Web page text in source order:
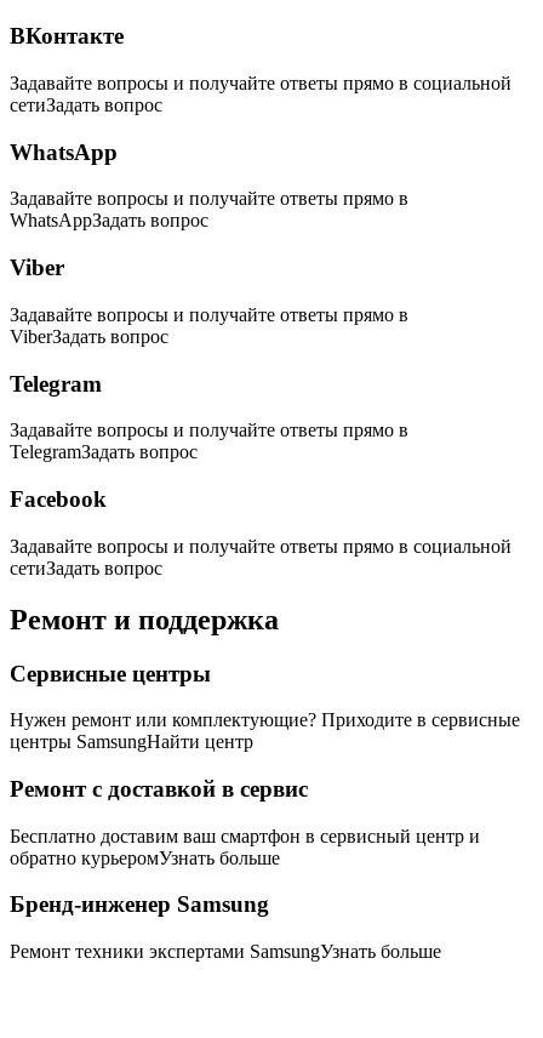
ВКонтакте
Задавайте вопросы и получайте ответы прямо в социальной
сетиЗадать вопрос
WhatsApp
Задавайте вопросы и получайте ответы прямо в
WhatsAppЗадать вопрос
Viber
Задавайте вопросы и получайте ответы прямо в
ViberЗадать вопрос
Telegram
Задавайте вопросы и получайте ответы прямо в
TelegramЗадать вопрос
Facebook
Задавайте вопросы и получайте ответы прямо в социальной
сетиЗадать вопрос
Ремонт и поддержка
Сервисные центры
Нужен ремонт или комплектующие? Приходите в сервисные
центры SamsungНайти центр
Ремонт с доставкой в сервис
Бесплатно доставим ваш смартфон в сервисный центр и
обратно курьеромУзнать больше
Бренд-инженер Samsung
Ремонт техники экспертами SamsungУзнать больше